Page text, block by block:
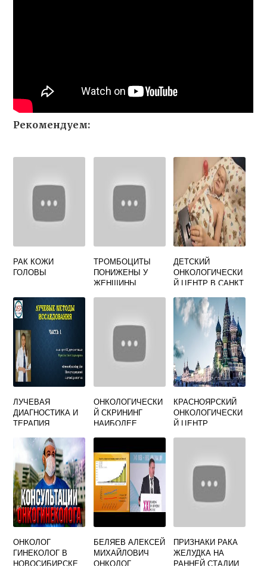
Рекомендуем:
РАК КОЖИ
ГОЛОВЫ
ТРОМБОЦИТЫ
ПОНИЖЕНЫ У
ЖЕНЩИНЫ
ДЕТСКИЙ
ОНКОЛОГИЧЕСКИ
Й ЦЕНТР В САНКТ
ЛУЧЕВАЯ
ДИАГНОСТИКА И
ТЕРАПИЯ
ОНКОЛОГИЧЕСКИ
Й СКРИНИНГ
НАИБОЛЕЕ
КРАСНОЯРСКИЙ
ОНКОЛОГИЧЕСКИ
Й ЦЕНТР
ОНКОЛОГ
ГИНЕКОЛОГ В
НОВОСИБИРСКЕ
БЕЛЯЕВ АЛЕКСЕЙ
МИХАЙЛОВИЧ
ОНКОЛОГ
ПРИЗНАКИ РАКА
ЖЕЛУДКА НА
РАННЕЙ СТАДИИ